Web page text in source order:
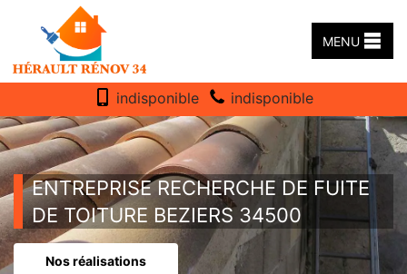
MENU
indisponible indisponible
ENTREPRISE RECHERCHE DE FUITE
DE TOITURE BEZIERS 34500
Nos réalisations